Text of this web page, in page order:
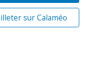
sur Calaméo